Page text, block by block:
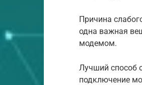
Причина
одна важная
модемом.
Лучший способ
подключение